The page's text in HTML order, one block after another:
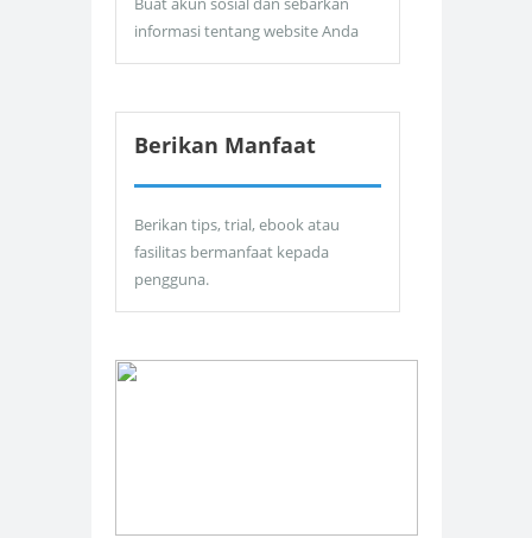
informasi tentang website Anda
Berikan Manfaat
Berikan tips, trial, ebook atau
fasilitas bermanfaat kepada
pengguna.